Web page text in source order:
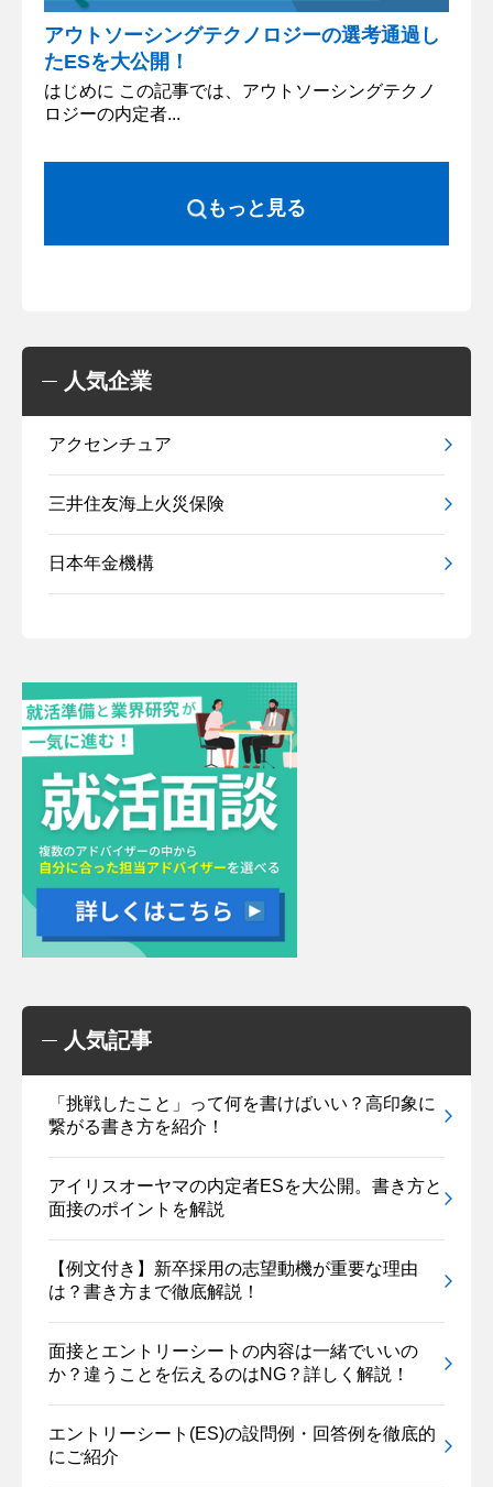
アウトソーシングテクノロジーの選考通過し
たESを大公開！
はじめに この記事では、アウトソーシングテクノ
ロジーの内定者...
もっと見る
人気企業
アクセンチュア
三井住友海上火災保険
日本年金機構
人気記事
「挑戦したこと」って何を書けばいい？高印象に
繋がる書き方を紹介！
アイリスオーヤマの内定者ESを大公開。書き方と
面接のポイントを解説
【例文付き】新卒採用の志望動機が重要な理由
は？書き方まで徹底解説！
面接とエントリーシートの内容は一緒でいいの
か？違うことを伝えるのはNG？詳しく解説！
エントリーシート(ES)の設問例・回答例を徹底的
にご紹介